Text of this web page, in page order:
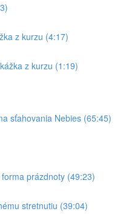
z kurzu (4:17)
z kurzu (1:19)
sťahovania Nebies (65:45)
prázdnoty (49:23)
stretnutiu (39:04)